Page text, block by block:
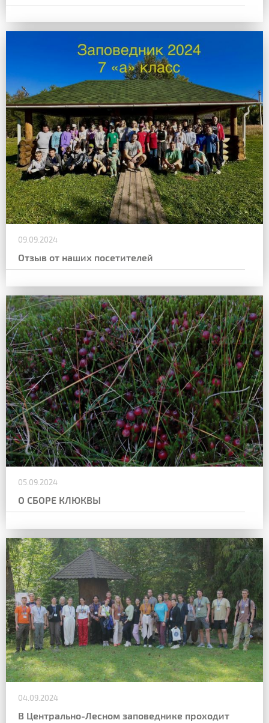
09.09.2024
Отзыв от наших посетителей
05.09.2024
О СБОРЕ КЛЮКВЫ
04.09.2024
В Центрально-Лесном заповеднике проходит